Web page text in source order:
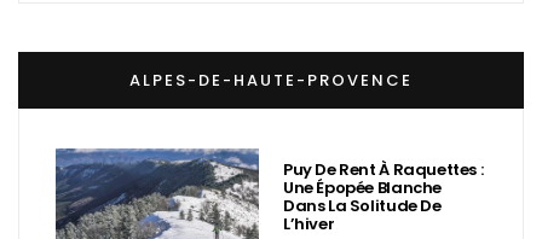
ALPES-DE-HAUTE-PROVENCE
Puy De Rent À Raquettes :
Une Épopée Blanche
Dans La Solitude De
L’hiver